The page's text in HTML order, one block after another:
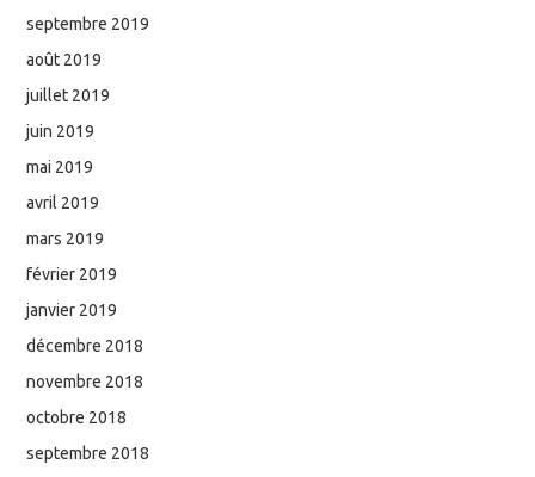
septembre 2019
août 2019
juillet 2019
juin 2019
mai 2019
avril 2019
mars 2019
février 2019
janvier 2019
décembre 2018
novembre 2018
octobre 2018
septembre 2018